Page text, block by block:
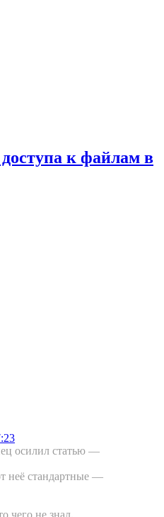
к файлам в
осилил статью —
неё стандартные —
чего не знал.